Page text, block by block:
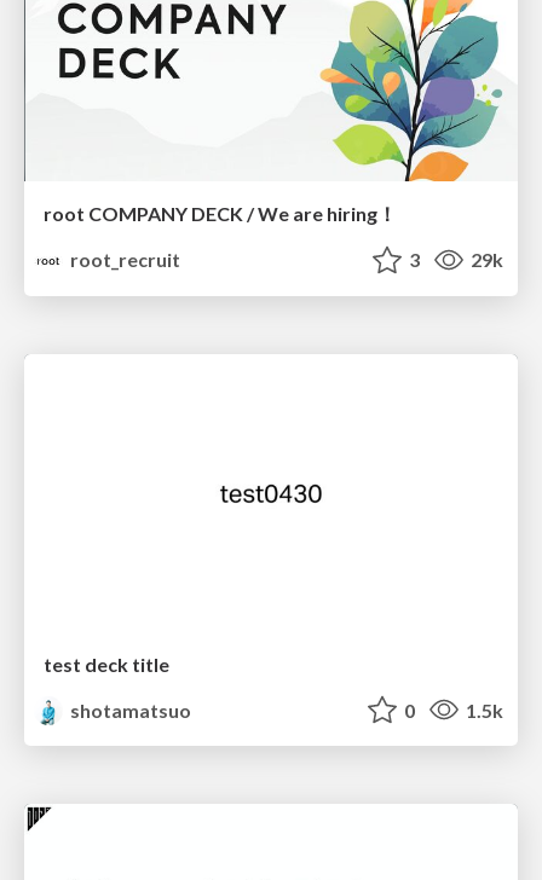
root COMPANY DECK / We are hiring！
root_recruit
3 29k
test deck title
shotamatsuo
0 1.5k